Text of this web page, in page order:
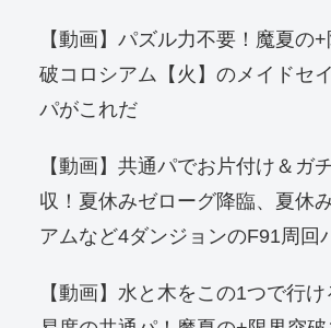
【動画】パズル力不要！魔夏の
破コロシアム【火】のメイドセ
パがこれだ
【動画】共通パでお片付け＆ガ
収！夏休みゼローグ降臨、夏休
アムなど4ダンジョンのF91周回
【動画】水と木をこの1つで行